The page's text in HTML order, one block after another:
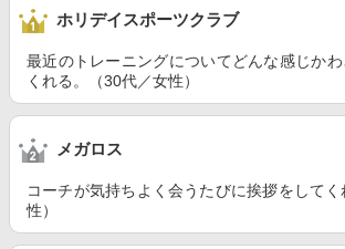
ホリデイスポーツクラブ
最近のトレーニングについてどんな感じか
くれる。（30代／女性）
メガロス
コーチが気持ちよく会うたびに挨拶をして
性）